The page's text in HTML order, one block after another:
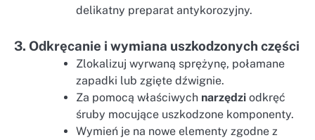
delikatny preparat antykorozyjny.
3. Odkręcanie i wymiana uszkodzonych części
Zlokalizuj wyrwaną sprężynę, połamane
zapadki lub zgięte dźwignie.
Za pomocą właściwych narzędzi odkręć
śruby mocujące uszkodzone komponenty.
Wymień je na nowe elementy zgodne z